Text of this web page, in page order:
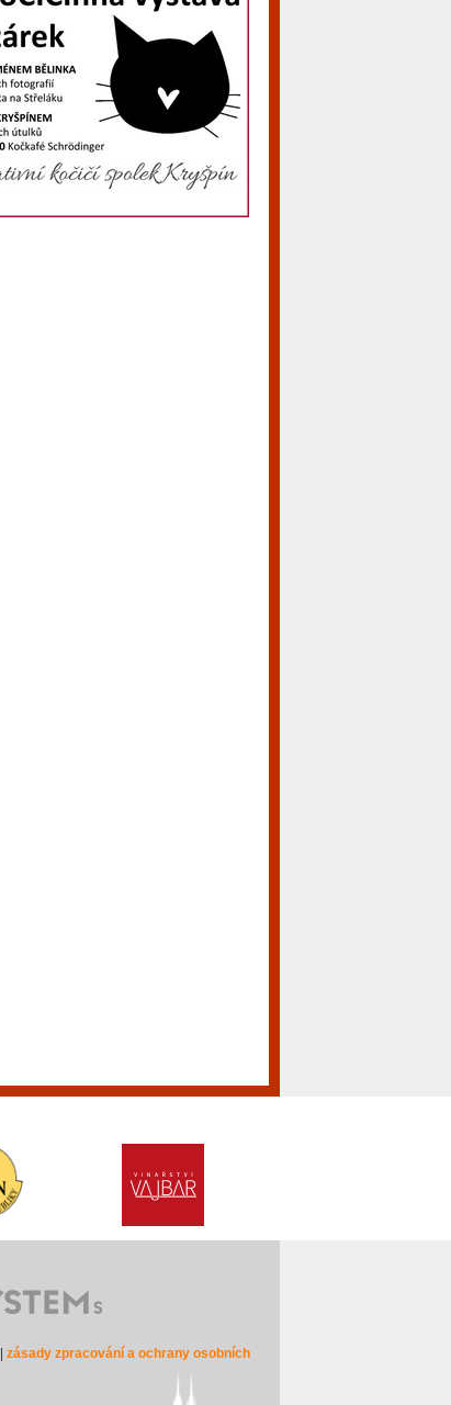
zásady zpracování a ochrany osobních